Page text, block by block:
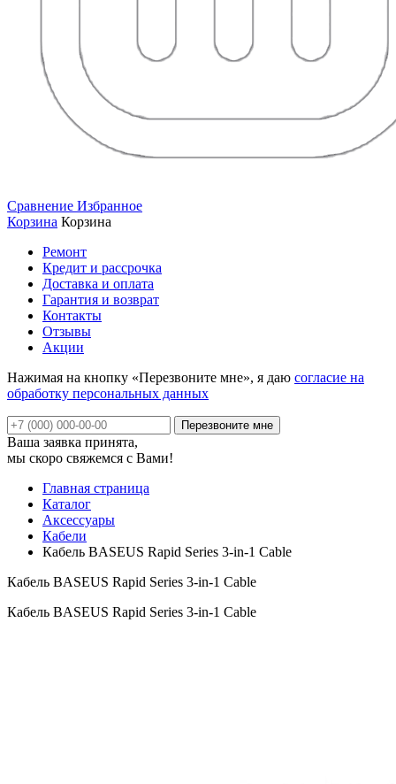
Сравнение Избранное
Корзина Корзина
Ремонт
Кредит и рассрочка
Доставка и оплата
Гарантия и возврат
Контакты
Отзывы
Акции
Нажимая на кнопку «Перезвоните мне», я даю согласие на
обработку персональных данных
Ваша заявка принята,
мы скоро свяжемся с Вами!
Главная страница
Каталог
Аксессуары
Кабели
Кабель BASEUS Rapid Series 3-in-1 Cable
Кабель BASEUS Rapid Series 3-in-1 Cable
Кабель BASEUS Rapid Series 3-in-1 Cable